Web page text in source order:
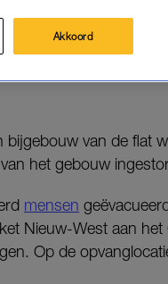
kan nog oplopen.
van de flat
het gebouw
mensen
Nieuw-West aan
Op de
Akkoord